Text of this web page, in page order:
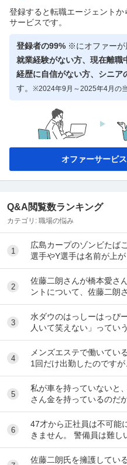
登録すると転職エージェントか
サービスです。
登録者の99% ※にオファーが
就業経験がない方、現在離職
経歴に自信がない方、シニア
す。 ※2024年9月～2025年4月の
オファーサービ
Q&A閲覧数ランキング
カテゴリ: 職場の悩み
1
広島カープのゾンビたば
選手やY選手は名前が上が
2
佐藤二朗さんが橋本愛さ
ントについて、佐藤二朗
ね。 これは極端に言えば
3
水ダウのはっしーはっぴ
人いて笑えない」ってい
ubeのコメント欄に多す
4
メンズエステで働いてい
1回だけ出勤したのです
時に「元々デリをやって
5
私が車を持っていないと
さん金を持っているのだ
す。 でも なんで しんど
6
47才から正社員は不可能
きません。 警備員は難し
運転手は無理です。でき
佐藤二朗氏を擁護してい